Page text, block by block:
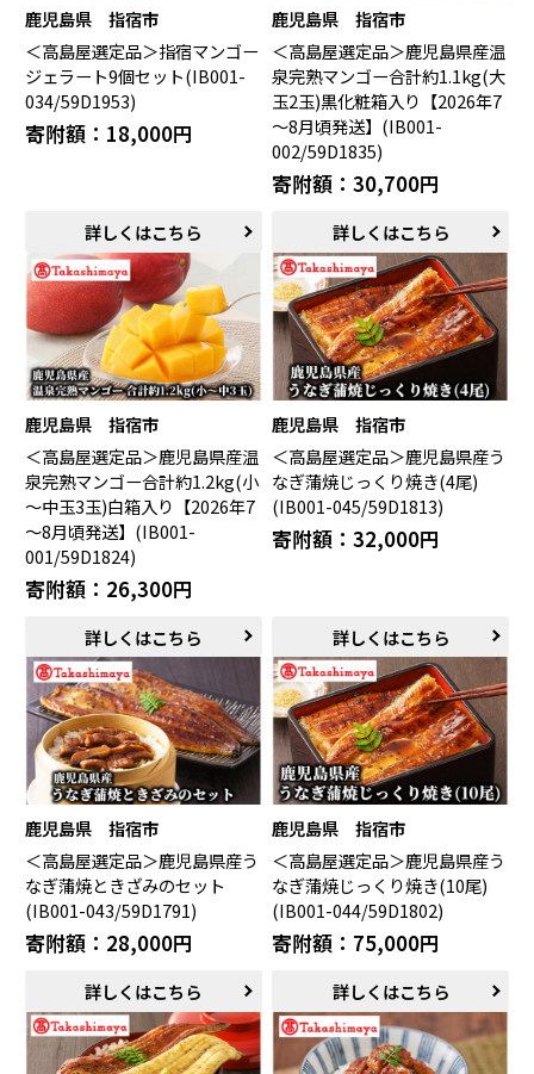
鹿児島県 指宿市
＜高島屋選定品＞指宿マンゴー
ジェラート9個セット(IB001-
034/59D1953)
寄附額：18,000円
詳しくはこちら
鹿児島県 指宿市
＜高島屋選定品＞鹿児島県産温
泉完熟マンゴー合計約1.1kg(大
玉2玉)黒化粧箱入り【2026年7
～8月頃発送】(IB001-
002/59D1835)
寄附額：30,700円
詳しくはこちら
鹿児島県 指宿市
＜高島屋選定品＞鹿児島県産温
泉完熟マンゴー合計約1.2kg(小
～中玉3玉)白箱入り【2026年7
～8月頃発送】(IB001-
001/59D1824)
寄附額：26,300円
詳しくはこちら
鹿児島県 指宿市
＜高島屋選定品＞鹿児島県産う
なぎ蒲焼じっくり焼き(4尾)
(IB001-045/59D1813)
寄附額：32,000円
詳しくはこちら
鹿児島県 指宿市
＜高島屋選定品＞鹿児島県産う
なぎ蒲焼ときざみのセット
(IB001-043/59D1791)
寄附額：28,000円
詳しくはこちら
鹿児島県 指宿市
＜高島屋選定品＞鹿児島県産う
なぎ蒲焼じっくり焼き(10尾)
(IB001-044/59D1802)
寄附額：75,000円
詳しくはこちら